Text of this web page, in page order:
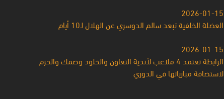
2026-01-15
العضلة الخلفية تبعد سالم الدوسري عن الهلال لـ10 أيام
2026-01-15
الرابطة تعتمد 4 ملاعب لأندية التعاون والخلود وضمك والحزم
لاستضافة مبارياتها في الدوري